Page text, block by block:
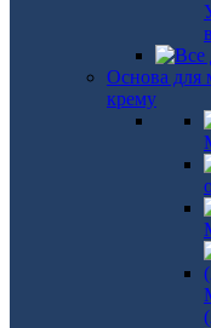
Основа для
крему